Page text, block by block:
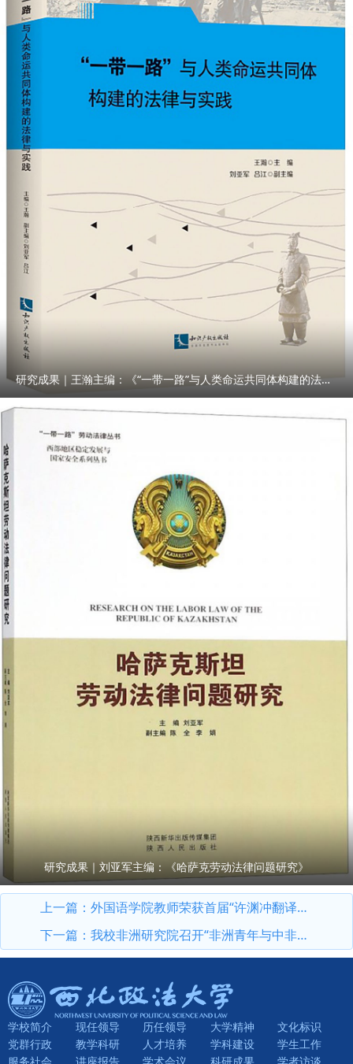
研究成果｜王瀚主编：《“一带一路”与人类命运共同体构建的法律与实践》
研究成果｜刘亚军主编：《哈萨克劳动法律问题研究》
上一篇： 外国语学院教师荣获首届“许渊冲翻译奖”二等奖
下一篇： 我校非洲研究院召开“非洲青年与中非合作前沿学术交流会”
学校简介 现任领导 历任领导 大学精神
文化标识
党群行政
教学科研 人才培养 学科建设
学生工作